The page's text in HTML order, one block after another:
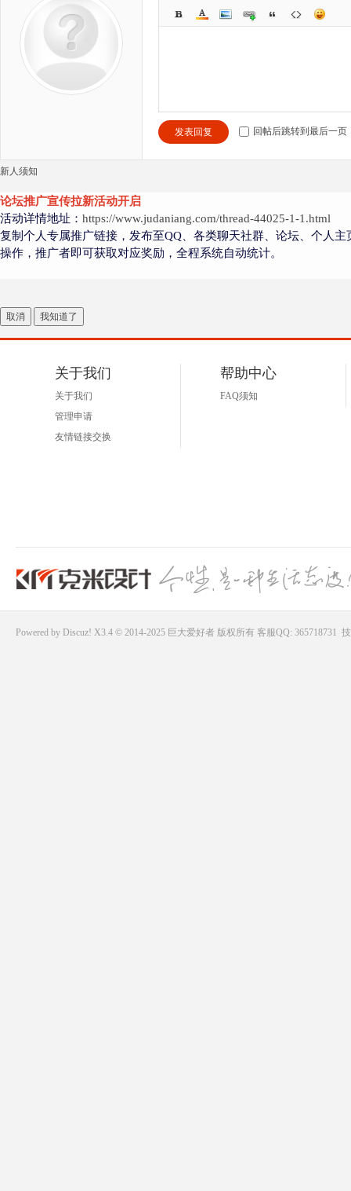
发表回复 回帖后跳转到最后一页
新人须知
论坛推广宣传拉新活动开启
活动详情地址： https://www.judaniang.com/thread-44025-1-1.html
复制个人专属推广链接，发布至QQ、各类聊天社群、论坛、个人
操作，推广者即可获取对应奖励，全程系统自动统计。
取消 我知道了
关于我们
关于我们
管理申请
友情链接交换
帮助中心
FAQ须知
Powered by Discuz! X3.4 © 2014-2025 巨大爱好者版权所有 客服QQ: 365718731